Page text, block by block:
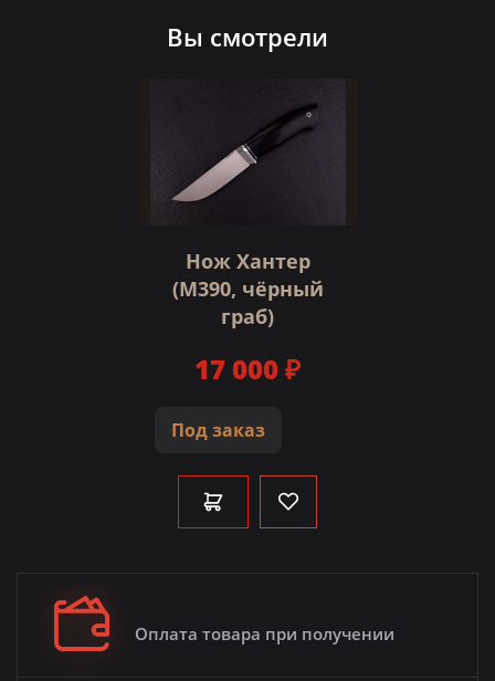
Вы смотрели
Нож Хантер
(М390, чёрный
граб)
Под заказ
17 000 ₽
Оплата товара при получении